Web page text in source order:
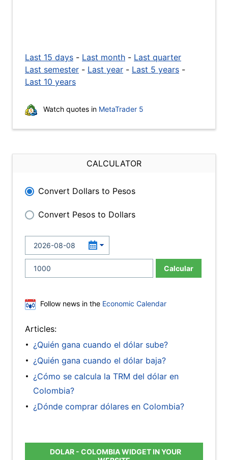
Last 15 days - Last month - Last quarter
Last semester - Last year - Last 5 years -
Last 10 years
Watch quotes in MetaTrader 5
CALCULATOR
Convert Dollars to Pesos
Convert Pesos to Dollars
Calcular
Follow news in the Economic Calendar
Articles:
¿Quién gana cuando el dólar sube?
¿Quién gana cuando el dólar baja?
¿Cómo se calcula la TRM del dólar en
Colombia?
¿Dónde comprar dólares en Colombia?
DOLAR - COLOMBIA WIDGET IN YOUR